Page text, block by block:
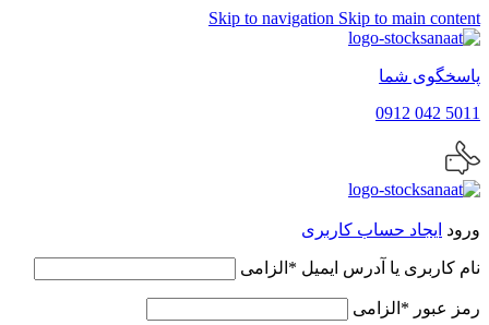
Skip to navigation Skip to main content
پاسخگوی شما
5011 042 0912
ورود ایجاد حساب کاربری
نام کاربری یا آدرس ایمیل * الزامی
رمز عبور * الزامی